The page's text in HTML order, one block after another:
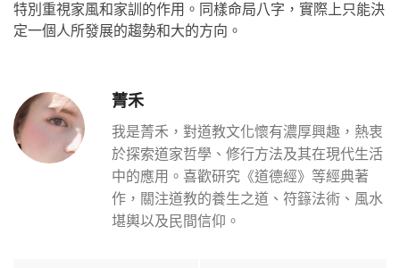
特別重視家風和家訓的作用。同樣命局八字，實際上只能決
定一個人所發展的趨勢和大的方向。
菁禾
我是菁禾，對道教文化懷有濃厚興趣，熱衷
於探索道家哲學、修行方法及其在現代生活
中的應用。喜歡研究《道德經》等經典著
作，關注道教的養生之道、符籙法術、風水
堪輿以及民間信仰。